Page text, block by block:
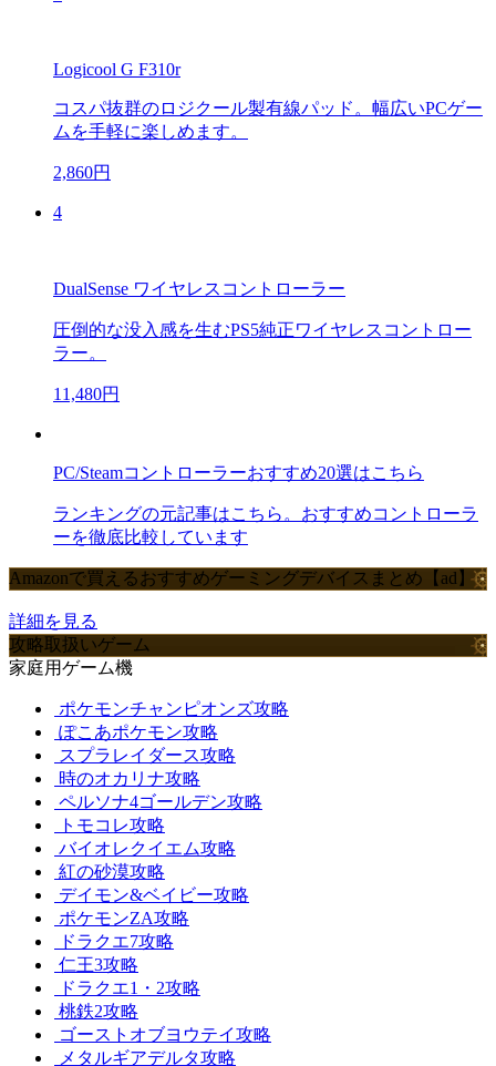
Logicool G F310r
コスパ抜群のロジクール製有線パッド。幅広いPCゲー
ムを手軽に楽しめます。
2,860円
4
DualSense ワイヤレスコントローラー
圧倒的な没入感を生むPS5純正ワイヤレスコントロー
ラー。
11,480円
PC/Steamコントローラーおすすめ20選はこちら
ランキングの元記事はこちら。おすすめコントローラ
ーを徹底比較しています
Amazonで買えるおすすめゲーミングデバイスまとめ【ad】
詳細を見る
攻略取扱いゲーム
家庭用ゲーム機
ポケモンチャンピオンズ攻略
ぽこあポケモン攻略
スプラレイダース攻略
時のオカリナ攻略
ペルソナ4ゴールデン攻略
トモコレ攻略
バイオレクイエム攻略
紅の砂漠攻略
デイモン&ベイビー攻略
ポケモンZA攻略
ドラクエ7攻略
仁王3攻略
ドラクエ1・2攻略
桃鉄2攻略
ゴーストオブヨウテイ攻略
メタルギアデルタ攻略